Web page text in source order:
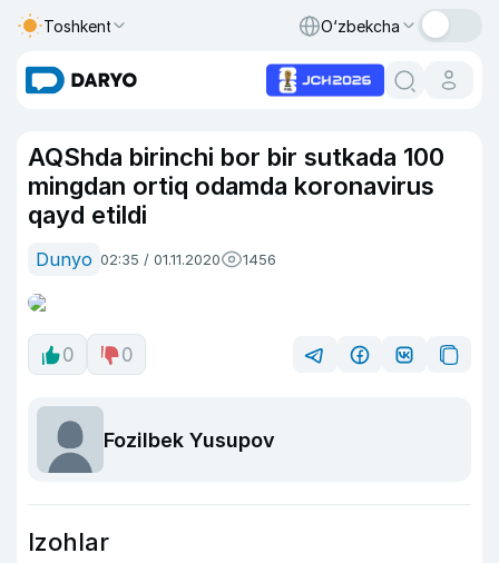
Toshkent O‘zbekcha
AQShda birinchi bor bir sutkada 100
mingdan ortiq odamda koronavirus
qayd etildi
Dunyo 02:35 / 01.11.2020 1456
0 0
Fozilbek Yusupov
Izohlar